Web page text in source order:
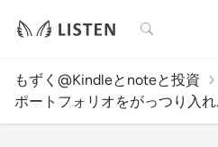
検索
もずく@Kindleとnoteと投資
ポートフォリオをがっつり入れ